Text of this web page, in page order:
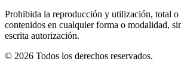
Prohibida la reproducción y utilización, total o
contenidos en cualquier forma o modalidad,
escrita autorización.
© 2026 Todos los derechos reservados.